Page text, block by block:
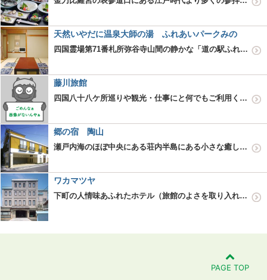
天然いやだに温泉大師の湯 ふれあいパークみの
四国霊場第71番札所弥谷寺山間の静かな「道の駅ふれあいパークみの」内の温泉施設です。天然温泉の大浴場、サウナ、温泉プール（水着・水泳帽要）。メニュー豊富なお食事処があります。隣の公園にはアスレチック遊具があり、子…
藤川旅館
四国八十八ケ所巡りや観光・仕事にと何でもご利用ください。
郷の宿 陶山
瀬戸内海のほぼ中央にある荘内半島にある小さな癒しの宿。瀬戸内海の旬な海の幸、夜空を眺める屋上露天風呂。お遍路さんおせったいプランもあり。
ワカマツヤ
下町の人情味あふれたホテル（旅館のよさを取り入れたホテル）。
PAGE TOP